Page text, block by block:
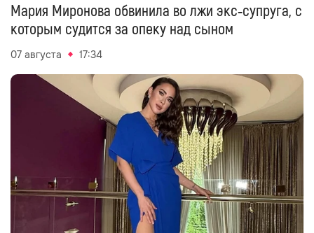
Мария Миронова обвинила во лжи экс‑супруга, с
которым судится за опеку над сыном
07 августа 17:34